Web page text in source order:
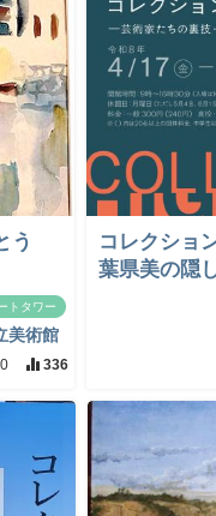
う
トタワー
美術館
336
コレクショ
葉県美の隠